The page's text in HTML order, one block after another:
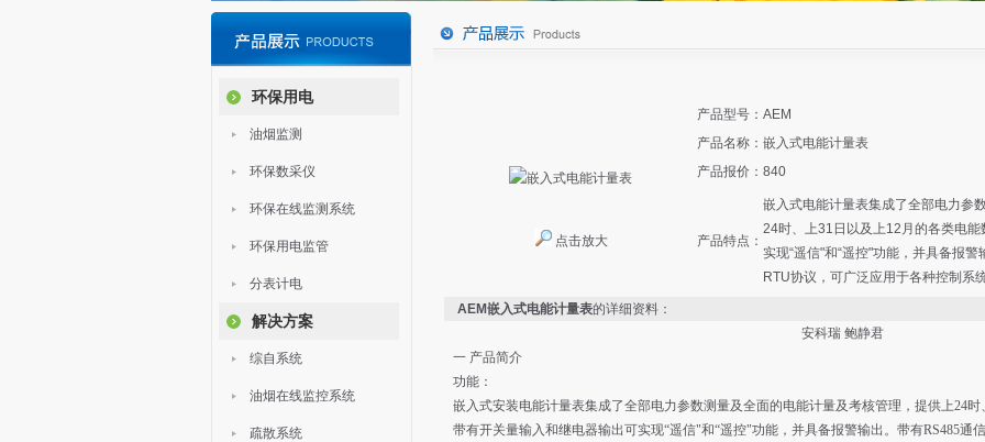
环保用电
油烟监测
环保数采仪
环保在线监测系统
环保用电监管
分表计电
解决方案
综自系统
油烟在线监控系统
疏散系统
点击放大
产品型号： AEM
产品名称： 嵌入式电能计量表
产品报价： 840
产品特点：
嵌入式电能计量表集成了全部电力参
24时、上31日以及上12月的各类电
实现“遥信"和“遥控"功能，并具备报
RTU协议，可广泛应用于各种控制系
AEM嵌入式电能计量表的详细资料：
安科瑞 鲍静君
一 产品简介
功能：
嵌入式安装电能计量表集成了全部电力参数测量及全面的电能计量及考核管理，提供上24
带有开关量输入和继电器输出可实现“遥信"和“遥控"功能，并具备报警输出。带有RS485通